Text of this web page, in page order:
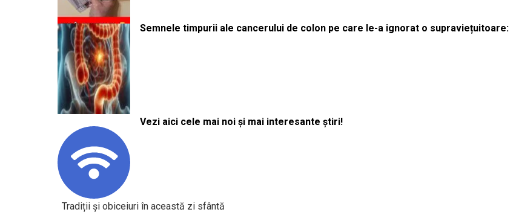
Semnele timpurii ale cancerului de colon pe care le-a ignorat o supraviețuitoare:
Vezi aici cele mai noi și mai interesante știri!
Tradiții și obiceiuri în această zi sfântă